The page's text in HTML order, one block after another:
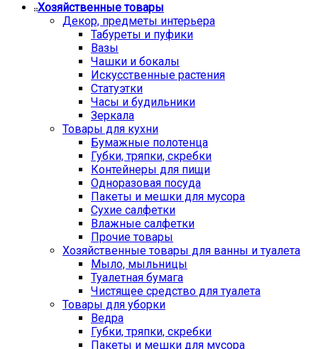
Хозяйственные товары
Декор, предметы интерьера
Табуреты и пуфики
Вазы
Чашки и бокалы
Искусственные растения
Статуэтки
Часы и будильники
Зеркала
Товары для кухни
Бумажные полотенца
Губки, тряпки, скребки
Контейнеры для пищи
Одноразовая посуда
Пакеты и мешки для мусора
Сухие салфетки
Влажные салфетки
Прочие товары
Хозяйственные товары для ванны и туалета
Мыло, мыльницы
Туалетная бумага
Чистящее средство для туалета
Товары для уборки
Ведра
Губки, тряпки, скребки
Пакеты и мешки для мусора